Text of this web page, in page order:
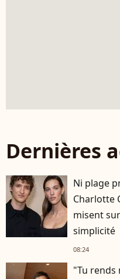
Dernières
Ni plage
Charlotte
misent
simplicité
08:24
"Tu